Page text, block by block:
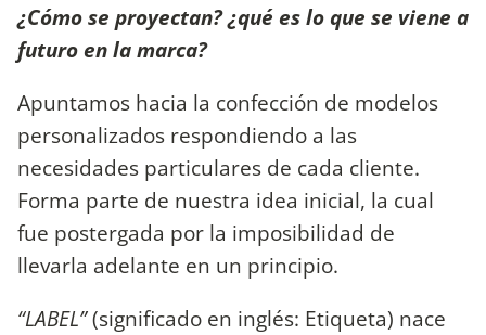
¿Cómo se proyectan? ¿qué es lo que se viene a
futuro en la marca?
Apuntamos hacia la confección de modelos
personalizados respondiendo a las
necesidades particulares de cada cliente.
Forma parte de nuestra idea inicial, la cual
fue postergada por la imposibilidad de
llevarla adelante en un principio.
“LABEL”(significado en inglés: Etiqueta) nace